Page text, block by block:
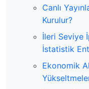
Canlı
Kurulur?
İleri Seviye
İstatistik
Ekonomik